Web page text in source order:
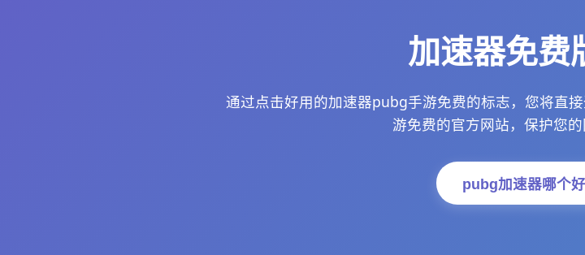
加速器免
通过点击好用的加速器pubg手游免费的标志，您将直
游免费的官方网站，保护您的
pubg加速器哪个